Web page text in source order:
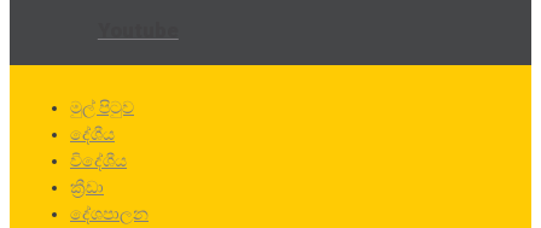
මුල් පිටුව
දේශීය
විදේශීය
ක්‍රීඩා
දේශපාලන